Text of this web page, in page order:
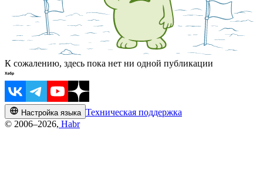
К сожалению, здесь пока нет ни одной публикации
Настройка языка Техническая поддержка
© 2006–2026, Habr